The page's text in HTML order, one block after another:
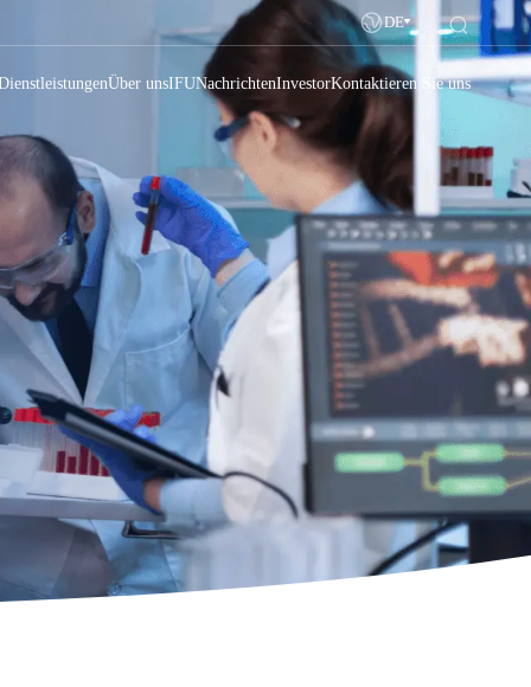
DE
Über unsIFUNachrichtenInvestorKontaktieren Sie uns